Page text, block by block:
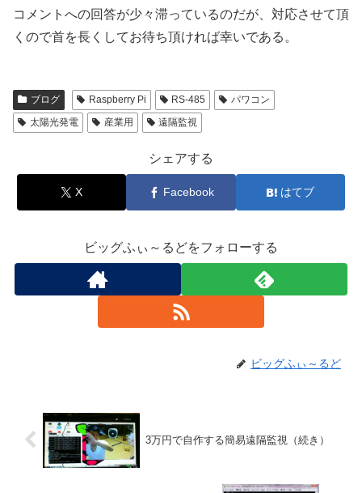
コメントへの回答が少々滞っているのだが、対応させて頂
くので首を長くしてお待ち頂ければ幸いである。
ブログ Raspberry Pi RS-485
パワコン
太陽光発電
産業用 遠隔監視
シェアする
X Facebook はてブ
ビッグふぃ～るどをフォローする
ビッグふぃ～るど
3万円で自作する簡易遠隔監視（続き）